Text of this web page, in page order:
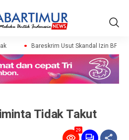
Bareskrim Usut Skandal Izin BPS di
Tidak Takut
29